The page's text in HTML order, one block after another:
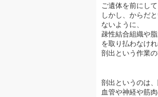
ご遺体を前にし
しかし、からだ
ないように、
疎性結合組織や
を取り払わなけれ
剖出という作業
剖出というのは
血管や神経や筋